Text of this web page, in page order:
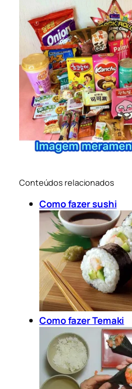
Conteúdos relacionados
Como fazer sushi
Como fazer Temaki